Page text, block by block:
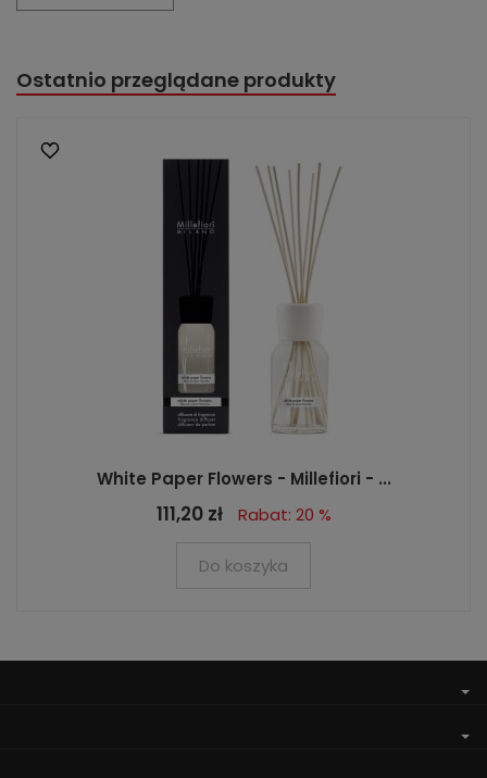
Ostatnio przeglądane produkty
White Paper Flowers - Millefiori - ...
111,20 zł Rabat: 20 %
Do koszyka